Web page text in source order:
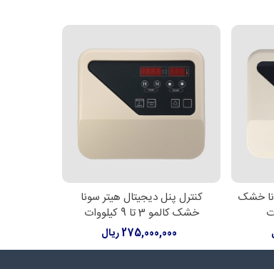
خشک
اطلاعات بیشتر
کنترل پنل دیجیتال هیتر سونا
خشک کالمو 3 تا 9 کیلووات
275,000,000 ریال